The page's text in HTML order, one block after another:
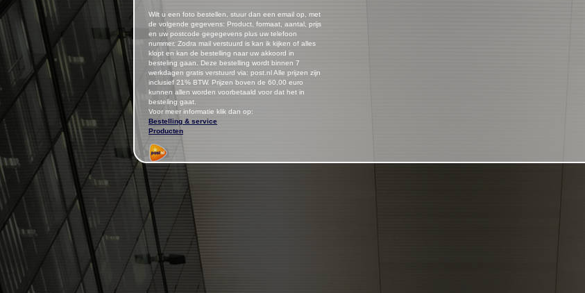
Wilt u een foto bestellen, stuur dan een email op, met
de volgende gegevens: Product, formaat, aantal, prijs
en uw postcode gegegevens plus uw telefoon
nummer. Zodra mail verstuurd is kan ik kijken of alles
klopt en kan de bestelling naar uw akkoord in
besteling gaan. Deze bestelling wordt binnen 7
werkdagen gratis verstuurd via: post.nl Alle prijzen zijn
inclusief 21% BTW. Prijzen boven de 60,00 euro
kunnen allen worden voorbetaald voor dat het in
besteling gaat.
Voor meer informatie klik dan op:
Bestelling & service
Producten